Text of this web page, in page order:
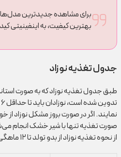
برای مشاهده جدیدترین
بهترین کیفیت، به اینفینیتی
جدول تغذیه نوزاد
طبق جدول تغذیه نوزاد که به صورت
نمایند. اگر در صورت بروز مشکل نوزاد از
صورت تغذیه تنها با شیر خشک انجام
از نحوه تغذیه نوزاد از بدو تولد تا ۱۲ ماهگی خواهیم پرداخت.